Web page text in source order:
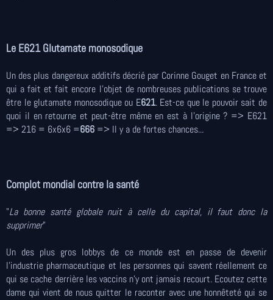
Le E621 Glutamate monosodique
Un des plus dangereux additifs décrié par Corinne Gouget en France et
qui a fait et fait encore l'objet de nombreuses publications se trouve
être le glutamate monosodique ou E621. Est-ce que le pouvoir sait de
quoi il en retourne et peut-être même en est à l'origine ? => E621
=> 216 = 6x6x6 =666 => Il y a de fortes chances...
Complot mondial contre la santé
"La bonne santé globale nuit à celle du capital, il faut donc la
supprimer"
Un des plus gros lobbys de ce monde est en passe de devenir
l'industrie pharmaceutique et les personnes qui savent réellement ce
qui se cache derrière les vaccins n'y ont jamais recourt. Ecoutez cette
dame qui vient de nous quitter le raconter avec une honnêteté qui se